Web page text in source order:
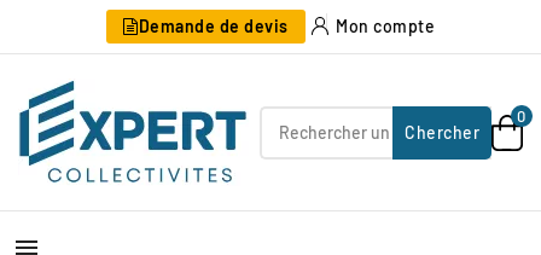
Demande de devis Mon compte
Chercher
0
